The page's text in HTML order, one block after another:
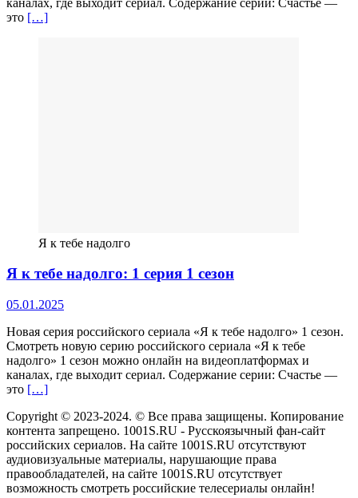
это […]
Я к тебе надолго
Я к тебе надолго: 1 серия 1 сезон
05.01.2025
Новая серия российского сериала «Я к тебе надолго» 1 сезон.
Смотреть новую серию российского сериала «Я к тебе
надолго» 1 сезон можно онлайн на видеоплатформах и
каналах, где выходит сериал. Содержание серии: Счастье —
это […]
Copyright © 2023-2024. © Все права защищены. Копирование
контента запрещено. 1001S.RU - Русскоязычный фан-сайт
российских сериалов. На сайте 1001S.RU отсутствуют
аудиовизуальные материалы, нарушающие права
правообладателей, на сайте 1001S.RU отсутствует
возможность смотреть российские телесериалы онлайн!